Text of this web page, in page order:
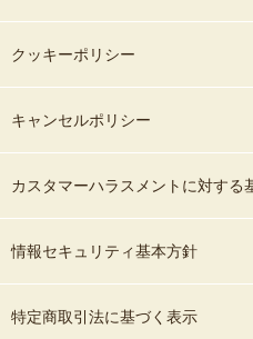
クッキーポリシー
キャンセルポリシー
カスタマーハラスメントに対する
情報セキュリティ基本方針
特定商取引法に基づく表示